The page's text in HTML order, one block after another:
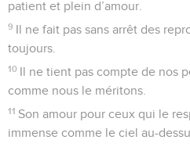
patient et plein d’amour.
9 Il ne fait pas sans arrêt des
toujours.
10 Il ne tient pas compte de nos
comme nous le méritons.
11 Son amour pour ceux qui le
immense comme le ciel au-